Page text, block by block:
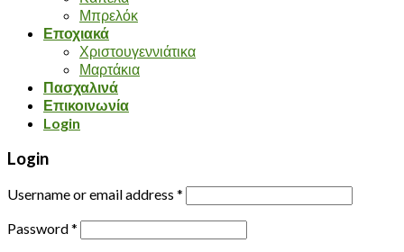
Μπρελόκ
Εποχιακά
Χριστουγεννιάτικα
Μαρτάκια
Πασχαλινά
Επικοινωνία
Login
Login
Username or email address *
Password*